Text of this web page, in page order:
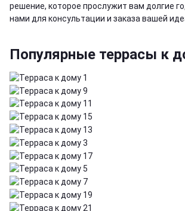
решение, которое прослужит вам долгие
нами для консультации и заказа вашей
Популярные террасы к